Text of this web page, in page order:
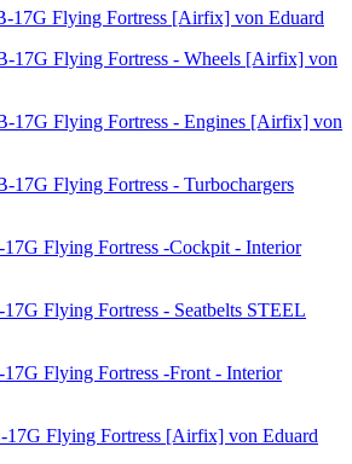
17G Flying Fortress [Airfix] von Eduard
17G Flying Fortress - Wheels [Airfix] von
17G Flying Fortress - Engines [Airfix] von
17G Flying Fortress - Turbochargers
Flying Fortress -Cockpit - Interior
Flying Fortress - Seatbelts STEEL
Flying Fortress -Front - Interior
17G Flying Fortress [Airfix] von Eduard